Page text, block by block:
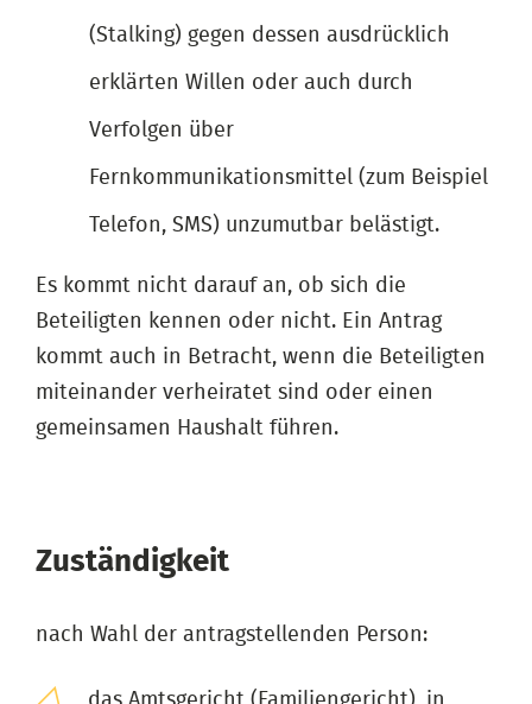
(Stalking) gegen dessen ausdrücklich
erklärten Willen oder auch durch
Verfolgen über
Fernkommunikationsmittel (zum Beispiel
Telefon, SMS) unzumutbar belästigt.
Es kommt nicht darauf an, ob sich die
Beteiligten kennen oder nicht. Ein Antrag
kommt auch in Betracht, wenn die Beteiligten
miteinander verheiratet sind oder einen
gemeinsamen Haushalt führen.
Zuständigkeit
nach Wahl der antragstellenden Person: